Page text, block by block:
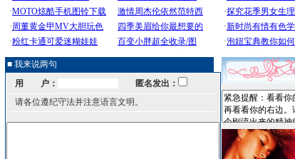
■ 我来说两句
用 户：
匿名发出：
请各位遵纪守法并注意语言文明。